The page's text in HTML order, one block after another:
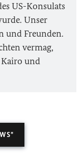
US-Konsulats
Unser
und Freunden.
vermag,
Kairo und